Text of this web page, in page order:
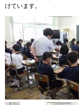
けています。